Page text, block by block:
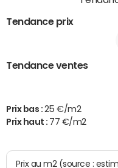
Tendance prix
Tendance ventes
Prix bas : 25 €/m2
Prix haut : 77 €/m2
Prix au m2 (source :